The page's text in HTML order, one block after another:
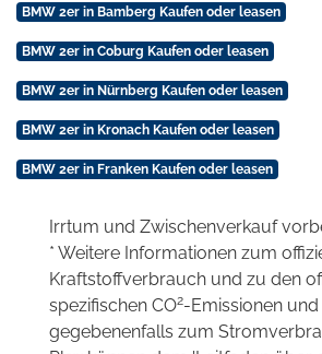
BMW 2er in Bamberg Kaufen oder leasen
BMW 2er in Coburg Kaufen oder leasen
BMW 2er in Nürnberg Kaufen oder leasen
BMW 2er in Kronach Kaufen oder leasen
BMW 2er in Franken Kaufen oder leasen
Irrtum und Zwischenverkauf
* Weitere Informationen zum
Kraftstoffverbrauch und zu den
spezifischen CO2-Emissionen und
gegebenenfalls zum